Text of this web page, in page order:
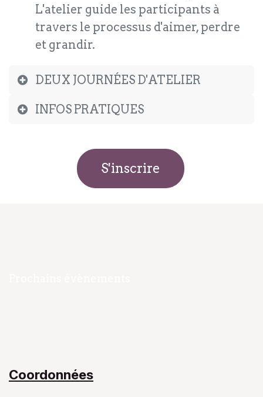
L'atelier guide les participants à
travers le processus d'aimer, perdre
et grandir.
DEUX JOURNÉES D'ATELIER
INFOS PRATIQUES
S'inscrire
Coordonnées